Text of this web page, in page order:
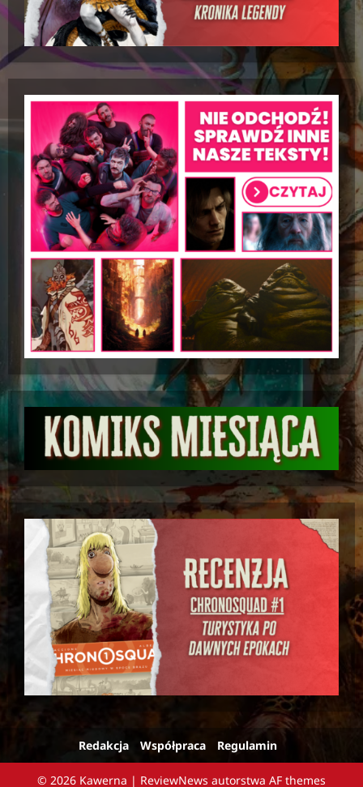
Redakcja Współpraca Regulamin
© 2026 Kawerna | ReviewNews autorstwa AF themes